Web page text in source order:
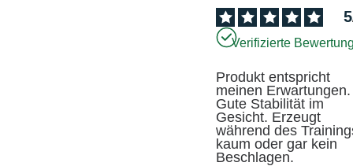
5
Verifizierte
Produkt entspricht
meinen Erwartungen.
Gute Stabilität im
Gesicht. Erzeugt
während des
kaum oder gar kein
Beschlagen.